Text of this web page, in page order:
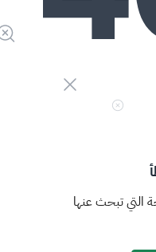
التي تبحث عنها